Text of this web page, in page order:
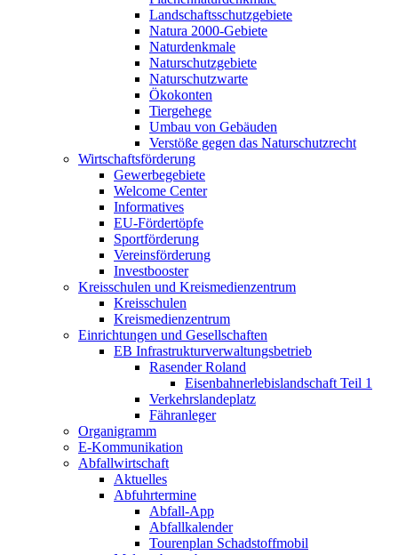
Landschaftsschutzgebiete
Natura 2000-Gebiete
Naturdenkmale
Naturschutzgebiete
Naturschutzwarte
Ökokonten
Tiergehege
Umbau von Gebäuden
Verstöße gegen das Naturschutzrecht
Wirtschaftsförderung
Gewerbegebiete
Welcome Center
Informatives
EU-Fördertöpfe
Sportförderung
Vereinsförderung
Investbooster
Kreisschulen und Kreismedienzentrum
Kreisschulen
Kreismedienzentrum
Einrichtungen und Gesellschaften
EB Infrastruktur­verwaltungsbetrieb
Rasender Roland
Eisenbahnerlebis­landschaft Teil 1
Verkehrslandeplatz
Fähranleger
Organigramm
E-Kommunikation
Abfallwirtschaft
Aktuelles
Abfuhrtermine
Abfall-App
Abfallkalender
Tourenplan Schadstoffmobil